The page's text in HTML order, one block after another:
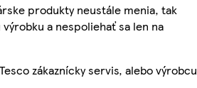
produkty neustále menia, tak
a nespoliehať sa len na
zákaznícky servis, alebo výrobcu